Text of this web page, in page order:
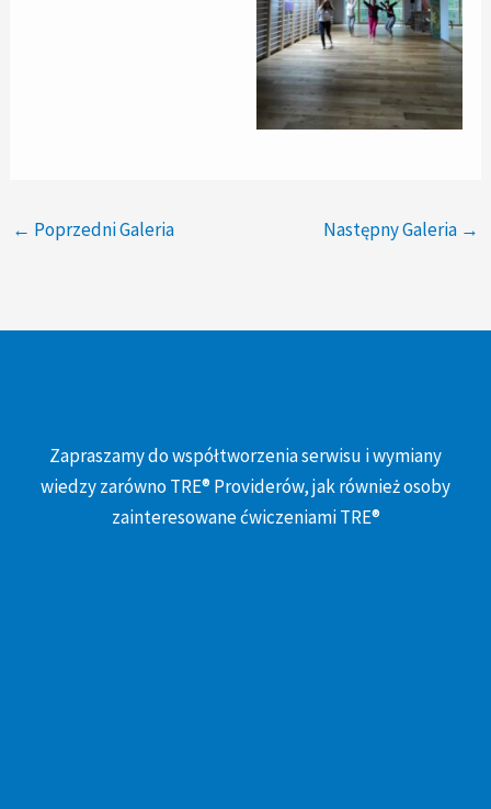
← Poprzedni Galeria Następny Galeria →
Zapraszamy do współtworzenia serwisu i wymiany
wiedzy zarówno TRE® Providerów, jak również osoby
zainteresowane ćwiczeniami TRE®